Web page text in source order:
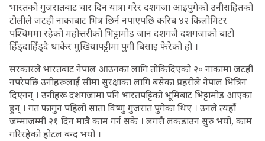
भारतको गुजरातबाट चार दिन यात्रा गरेर दशगजा आइपुगेको उनीसहितको
टोलीले जटही नाकाबाट भित्र छिर्न नपाएपछि करिब ४२ किलोमिटर
पश्चिममा रहेको महोत्तरीको भिट्टामोड जान दशगजै दशगजाको बाटो
हिँड्दाहिँड्दै थाकेर मुखियापट्टीमा पुगी बिसाइ फेरेको हो ।
सरकारले भारतबाट नेपाल आउनका लागि तोकिदिएको २० नाकामा जटही
नपरेपछि उनीहरूलाई सीमा सुरक्षाका लागि बसेका प्रहरीले नेपाल भित्रिन
दिएनन् । उनीहरू दशगजामा पनि भारतपट्टिको भूमिबाट भिट्टामोड आएका
हुन् । गत फागुन पहिलो साता विष्णु गुजरात पुगेका थिए । उनले त्यहाँ
जम्माजम्मी २१ दिन मात्रै काम गर्न सके । लगत्तै लकडाउन सुरु भयो, काम
गरिरहेको होटल बन्द भयो ।